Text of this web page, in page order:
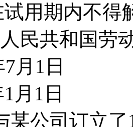
用期内不得
民共和国
年7月1日
年1月1日
某公司订立